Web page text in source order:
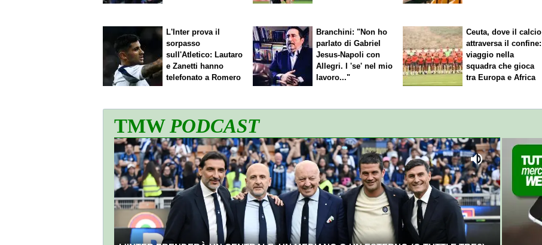
L'Inter prova il
sorpasso
sull'Atletico: Lautaro
e Zanetti hanno
telefonato a Romero
Branchini: "Non ho
parlato di Gabriel
Jesus-Napoli con
Allegri. I 'se' nel mio
lavoro..."
Ceuta, dove il calcio
attraversa il confine:
viaggio nella
squadra che gioca
tra Europa e Africa
TMWPODCAST